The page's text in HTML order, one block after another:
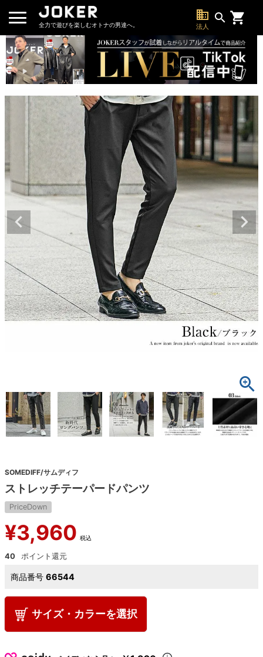
全力で遊びを楽しむオトナの男達へ。
business
法人
search
SOMEDIFF/サムディフ
ストレッチテーパードパンツ
PriceDown
¥3,960 税込
40
商品番号 66544
サイズ・カラーを選択